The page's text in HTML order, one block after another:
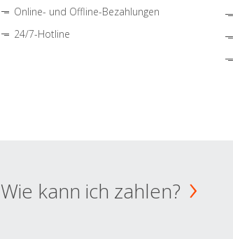
Online- und Offline-Bezahlungen
24/7-Hotline
Wie kann ich zahlen?